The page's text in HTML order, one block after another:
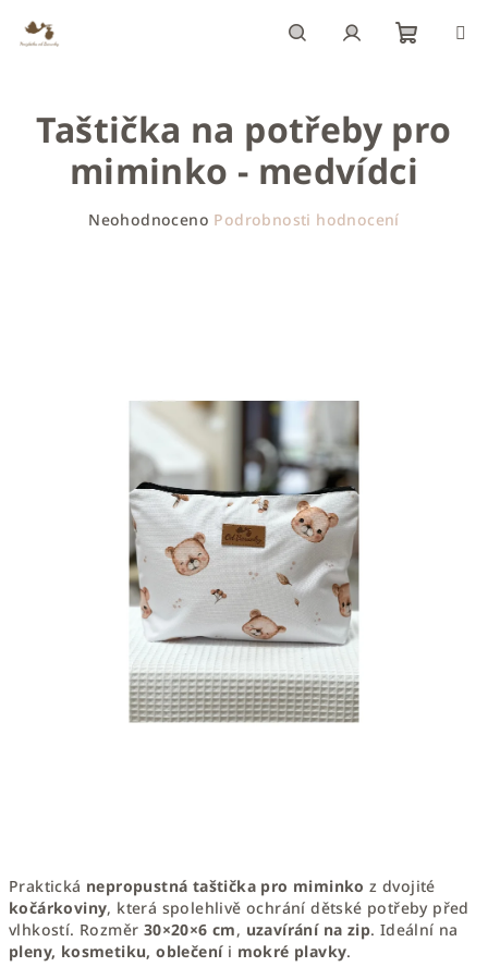
obsah
košík
Praktická nepropustná taštička pro miminko z dvojité
kočárkoviny, která spolehlivě ochrání dětské potřeby před
vlhkostí. Rozměr 30×20×6 cm, uzavírání na zip. Ideální na
pleny, kosmetiku, oblečeníi mokré plavky.
Taštička na potřeby pro
miminko - medvídci
Neohodnoceno Podrobnosti hodnocení